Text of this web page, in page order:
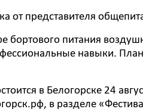
от представителя
бортового питания
навыки.
в Белогорске 24
в разделе